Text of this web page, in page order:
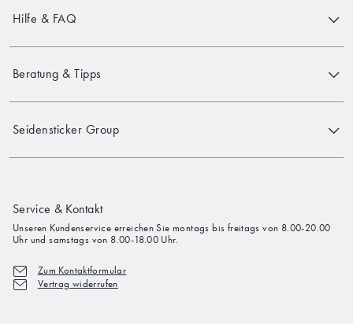
Hilfe & FAQ
Beratung & Tipps
Seidensticker Group
Service & Kontakt
Unseren Kundenservice erreichen Sie montags bis freitags von 8.00-20.00
Uhr und samstags von 8.00-18.00 Uhr.
Zum Kontaktformular
Vertrag widerrufen